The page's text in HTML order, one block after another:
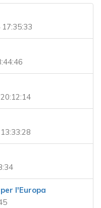
l'Europa